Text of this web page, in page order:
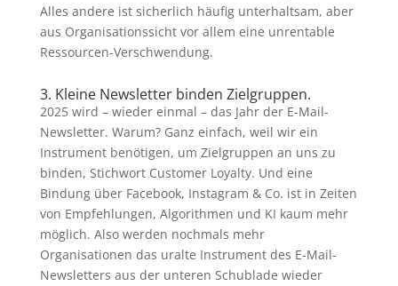
Alles andere ist sicherlich häufig unterhaltsam, aber
aus Organisationssicht vor allem eine unrentable
Ressourcen-Verschwendung.
3. Kleine Newsletter binden Zielgruppen.
2025 wird – wieder einmal – das Jahr der E-Mail-
Newsletter. Warum? Ganz einfach, weil wir ein
Instrument benötigen, um Zielgruppen an uns zu
binden, Stichwort Customer Loyalty. Und eine
Bindung über Facebook, Instagram & Co. ist in Zeiten
von Empfehlungen, Algorithmen und KI kaum mehr
möglich. Also werden nochmals mehr
Organisationen das uralte Instrument des E-Mail-
Newsletters aus der unteren Schublade wieder